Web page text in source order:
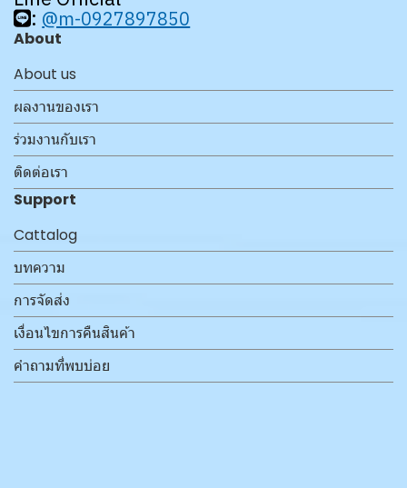
: @m-0927897850
About
About us
ผลงานของเรา
ร่วมงานกับเรา
ติดต่อเรา
Support
Cattalog
บทความ
การจัดส่ง
เงื่อนไขการคืนสินค้า
คำถามที่พบบ่อย